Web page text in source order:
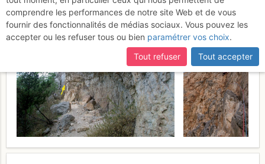
comprendre les performances de notre site Web et de vous
fournir des fonctionnalités de médias sociaux. Vous pouvez les
accepter ou les refuser tous ou bien paramétrer vos choix.
Tout refuser
Tout accepter